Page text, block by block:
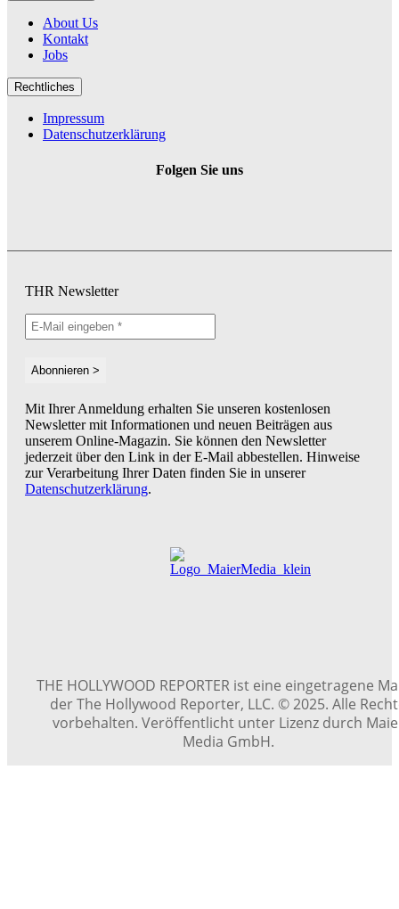
About Us
Kontakt
Jobs
Rechtliches
Impressum
Datenschutzerklärung
Folgen Sie uns
THR Newsletter
Mit Ihrer Anmeldung erhalten Sie unseren kostenlosen
Newsletter mit Informationen und neuen Beiträgen aus
unserem Online-Magazin. Sie können den Newsletter
jederzeit über den Link in der E-Mail abbestellen. Hinweise
zur Verarbeitung Ihrer Daten finden Sie in unserer
Datenschutzerklärung.
THE HOLLYWOOD REPORTER ist eine eingetragene
der The Hollywood Reporter, LLC. © 2025. Alle
vorbehalten. Veröffentlicht unter Lizenz durch
Media GmbH.